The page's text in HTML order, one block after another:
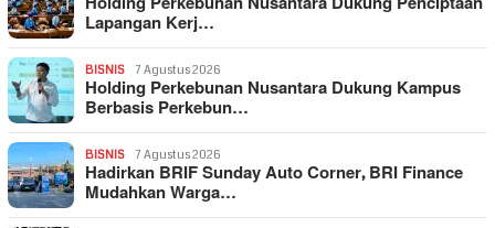
Lapangan Kerj…
BISNIS 7 Agustus 2026
Holding Perkebunan Nusantara Dukung Kampus
Berbasis Perkebun…
BISNIS 7 Agustus 2026
Hadirkan BRIF Sunday Auto Corner, BRI Finance
Mudahkan Warga…